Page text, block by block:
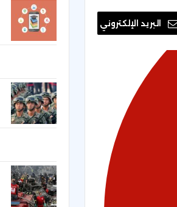
البريد الإلكتروني